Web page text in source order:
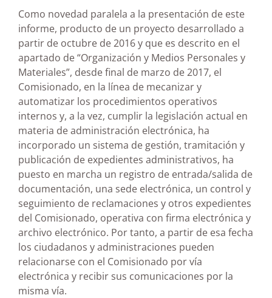
Como novedad paralela a la presentación de este
informe, producto de un proyecto desarrollado a
partir de octubre de 2016 y que es descrito en el
apartado de “Organización y Medios Personales y
Materiales”, desde final de marzo de 2017, el
Comisionado, en la línea de mecanizar y
automatizar los procedimientos operativos
internos y, a la vez, cumplir la legislación actual en
materia de administración electrónica, ha
incorporado un sistema de gestión, tramitación y
publicación de expedientes administrativos, ha
puesto en marcha un registro de entrada/salida de
documentación, una sede electrónica, un control y
seguimiento de reclamaciones y otros expedientes
del Comisionado, operativa con firma electrónica y
archivo electrónico. Por tanto, a partir de esa fecha
los ciudadanos y administraciones pueden
relacionarse con el Comisionado por vía
electrónica y recibir sus comunicaciones por la
misma vía.